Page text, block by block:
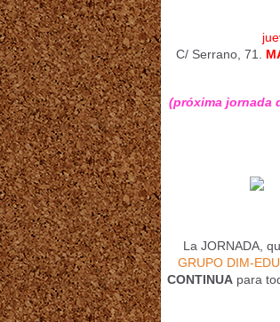
C/ Serrano, 71.
(próxima jornada
La JORNADA,
GRUPO DIM-EDU
CONTINUA para